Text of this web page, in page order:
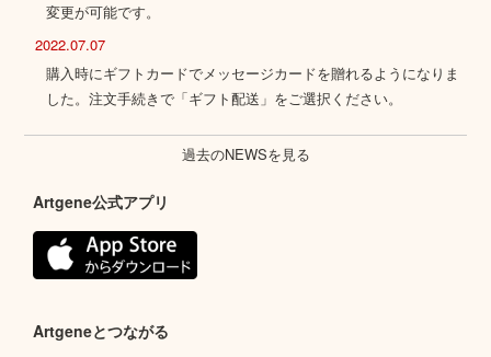
変更が可能です。
2022.07.07
購入時にギフトカードでメッセージカードを贈れるようになりま
した。注文手続きで「ギフト配送」をご選択ください。
過去のNEWSを見る
Artgene公式アプリ
Artgeneとつながる